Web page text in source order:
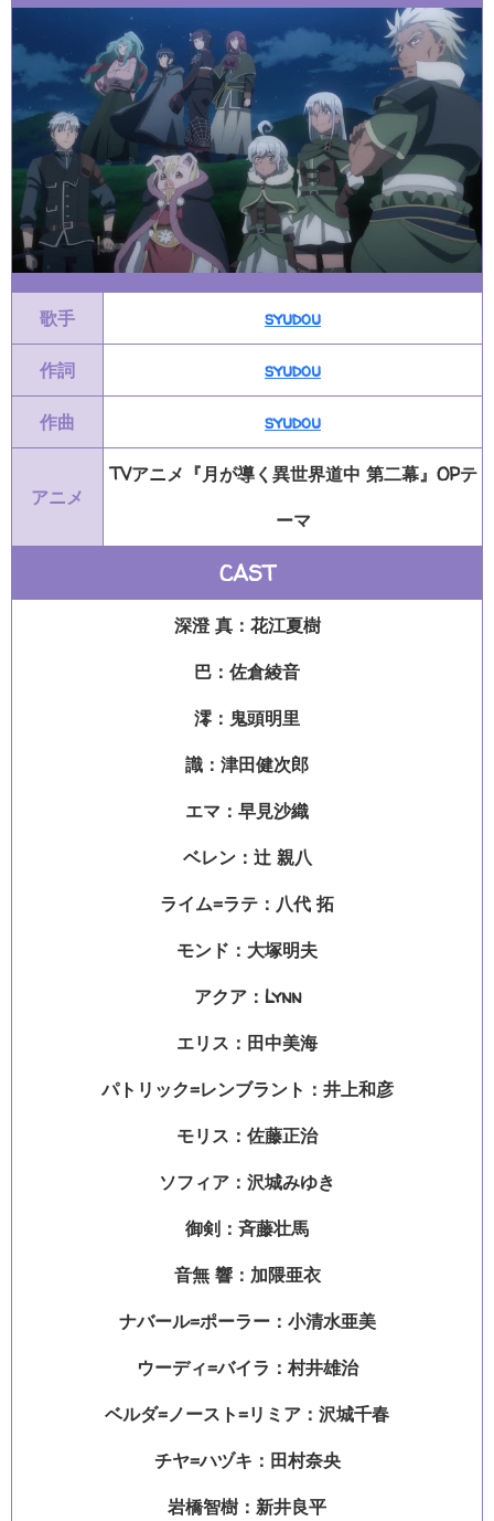
歌手 syudou
作詞 syudou
作曲 syudou
アニメ
TVアニメ『月が導く異世界道中 第二幕』OPテ
ーマ
CAST
深澄 真：花江夏樹
巴：佐倉綾音
澪：鬼頭明里
識：津田健次郎
エマ：早見沙織
ベレン：辻 親八
ライム=ラテ：八代 拓
モンド：大塚明夫
アクア：Lynn
エリス：田中美海
パトリック=レンブラント：井上和彦
モリス：佐藤正治
ソフィア：沢城みゆき
御剣：斉藤壮馬
音無 響：加隈亜衣
ナバール=ポーラー：小清水亜美
ウーディ=バイラ：村井雄治
ベルダ=ノースト=リミア：沢城千春
チヤ=ハヅキ：田村奈央
岩橋智樹：新井良平